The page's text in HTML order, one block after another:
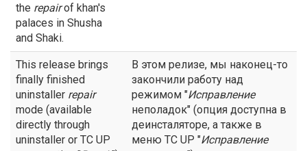
the repairof khan's
palaces in Shusha
and Shaki.
This release brings
finally finished
uninstaller repair
mode (available
directly through
uninstaller or TC UP
В этом релизе, мы наконец-то
закончили работу над
режимом "Исправление
неполадок" (опция доступна в
деинсталяторе, а также в
меню ТС UP "Исправление